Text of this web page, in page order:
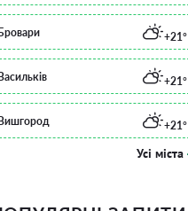
+21°
+21°
+21°
Усі міста